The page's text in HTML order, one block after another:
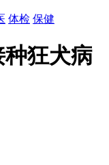
体检 保健
狂犬病